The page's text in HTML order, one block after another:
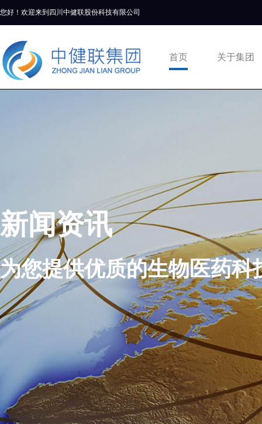
您好！欢迎来到四川中健联股份科技有限公司
首页 关于集团
新闻资讯
为您提供优质的生物医药科